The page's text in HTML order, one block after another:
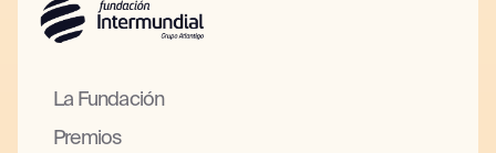
La Fundación
Premios